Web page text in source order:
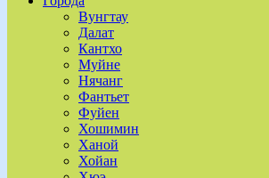
Вунгтау
Далат
Кантхо
Муйне
Нячанг
Фантьет
Фуйен
Хошимин
Ханой
Хойан